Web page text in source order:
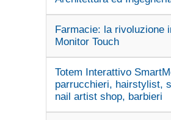
Farmacie: la rivoluzione
Monitor Touch
Totem Interattivo
parrucchieri, hairstylist,
nail artist shop, barbieri